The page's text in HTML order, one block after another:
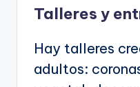
Talleres y
Hay talleres
adultos: